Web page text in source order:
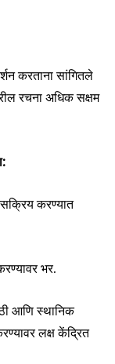
of the
we respect
information is
करताना सांगितले
रचना अधिक सक्षम
सक्रिय करण्यात
भर.
आणि स्थानिक
लक्ष केंद्रित